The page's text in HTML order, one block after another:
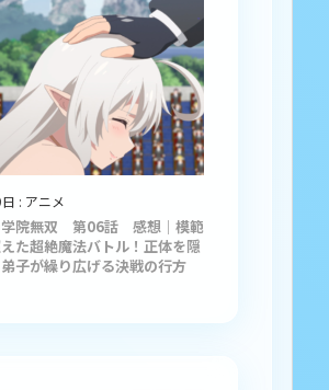
: アニメ
学院無双 第06話 感想｜模範
た超絶魔法バトル！正体を隠
子が繰り広げる決戦の行方